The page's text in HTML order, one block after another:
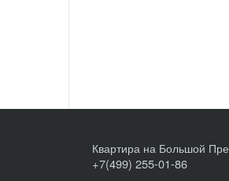
Квартира на Большой
+7(499) 255-01-86